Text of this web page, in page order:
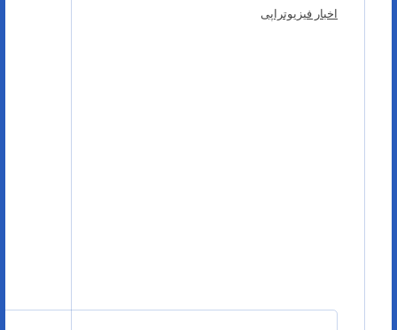
اخبار فیزیوتراپی